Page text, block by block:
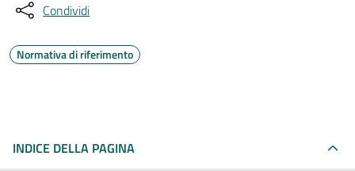
Condividi
Normativa di riferimento
INDICE DELLA PAGINA